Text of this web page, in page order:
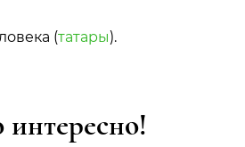
(татары).
интересно!